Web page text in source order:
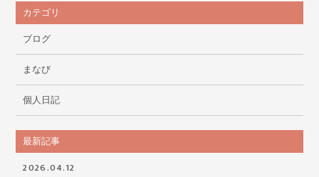
カテゴリ
ブログ
まなび
個人日記
最新記事
2026.04.12